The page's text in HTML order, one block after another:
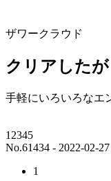
ザワークラウド
クリアしたが
手軽にいろいろなエ
12345
No.61434 - 2022-02-
1